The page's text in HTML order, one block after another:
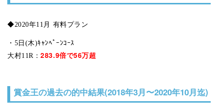
◆2020年11月 有料プラン
・5日(木)ｷｬﾝﾍﾟｰﾝｺｰｽ
大村11R：283.9倍で56万超
賞金王の過去の的中結果(2018年3月〜2020年10月迄)